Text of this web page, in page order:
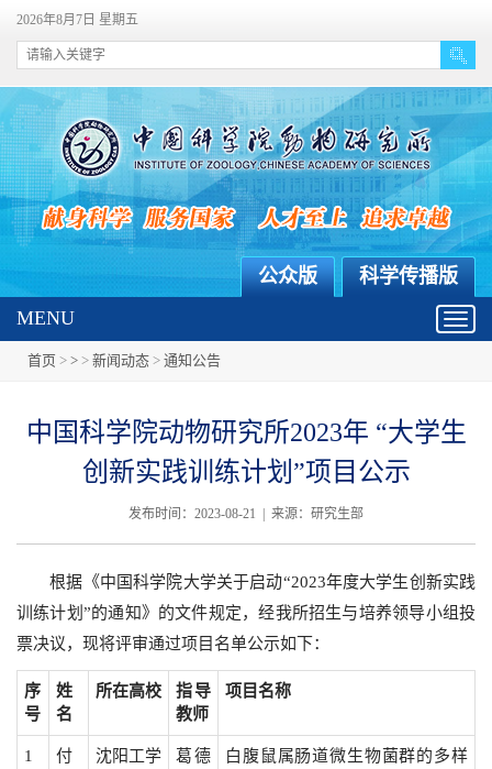
2026年8月7日 星期五
科学传播版
公众版
MENU
首页 > > > 新闻动态 > 通知公告
中国科学院动物研究所2023年 “大学生
创新实践训练计划”项目公示
发布时间：2023-08-21 | 来源：研究生部
根据《中国科学院大学关于启动“2023年度大学生创新实践
训练计划”的通知》的文件规定，经我所招生与培养领导小组投
票决议，现将评审通过项目名单公示如下：
序
号
姓
名
所在高校
指导
教师
项目名称
1
付
沈阳工学
葛德
白腹鼠属肠道微生物菌群的多样